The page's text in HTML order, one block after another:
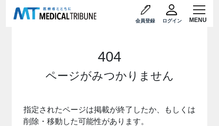
会員登録 ログイン
404
ページがみつかりません
指定されたページは掲載が終了したか、もしくは
削除・移動した可能性があります。